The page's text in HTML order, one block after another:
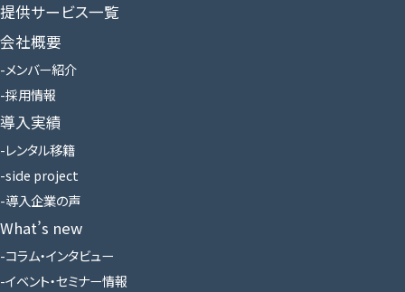
提供サービス一覧
会社概要
メンバー紹介
採用情報
導入実績
レンタル移籍
side project
導入企業の声
What’s new
コラム・インタビュー
イベント・セミナー情報